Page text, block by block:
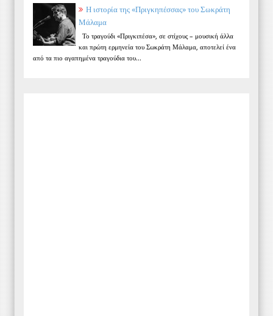
Η ιστορία της «Πριγκηπέσσας» του Σωκράτη
Μάλαμα
Το τραγούδι «Πριγκιπέσα», σε στίχους – μουσική άλλα
και πρώτη ερμηνεία του Σωκράτη Μάλαμα, αποτελεί ένα
από τα πιο αγαπημένα τραγούδια του...